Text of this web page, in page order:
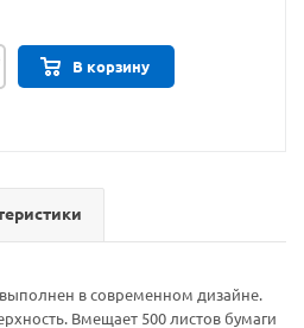
В корзину
в современном дизайне.
Вмещает 500 листов бумаги